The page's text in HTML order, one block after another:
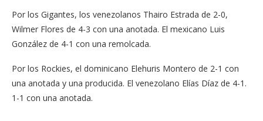
Por los Gigantes, los venezolanos Thairo Estrada de 2-0,
Wilmer Flores de 4-3 con una anotada. El mexicano Luis
González de 4-1 con una remolcada.
Por los Rockies, el dominicano Elehuris Montero de 2-1 con
una anotada y una producida. El venezolano Elías Díaz de 4-1.
1-1 con una anotada.